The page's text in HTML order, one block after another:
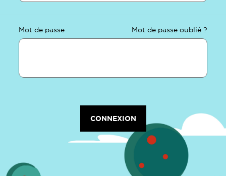
Mot de passe Mot de passe oublié ?
CONNEXION